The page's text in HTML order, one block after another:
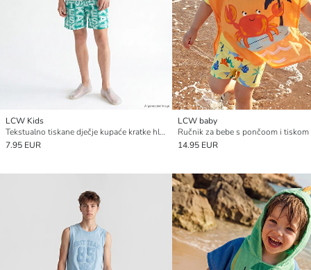
LCW Kids
Tekstualno tiskane dječje kupaće kratke hlače
7.95 EUR
LCW baby
Ručnik za bebe s pončoom i tiskom
14.95 EUR